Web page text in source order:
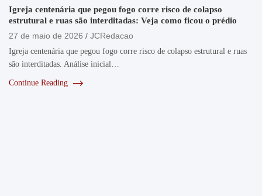
Igreja centenária que pegou fogo corre risco de colapso
estrutural e ruas são interditadas: Veja como ficou o prédio
27 de maio de 2026
JCRedacao
Igreja centenária que pegou fogo corre risco de colapso estrutural e ruas
são interditadas. Análise inicial…
Continue Reading